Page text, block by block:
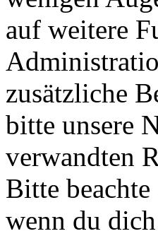
auf weitere
zusätzliche
bitte unsere
verwandten
Bitte
wenn du